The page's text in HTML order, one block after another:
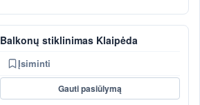
Balkonų stiklinimas Klaipėda
Įsiminti
Gauti pasiūlymą